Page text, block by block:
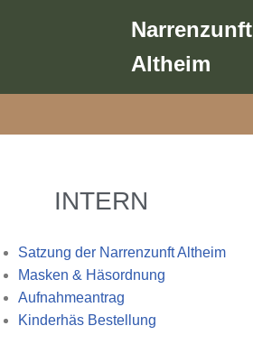
springen
Narrenzunft
Altheim
INTERN
Satzung der Narrenzunft Altheim
Masken & Häsordnung
Aufnahmeantrag
Kinderhäs Bestellung